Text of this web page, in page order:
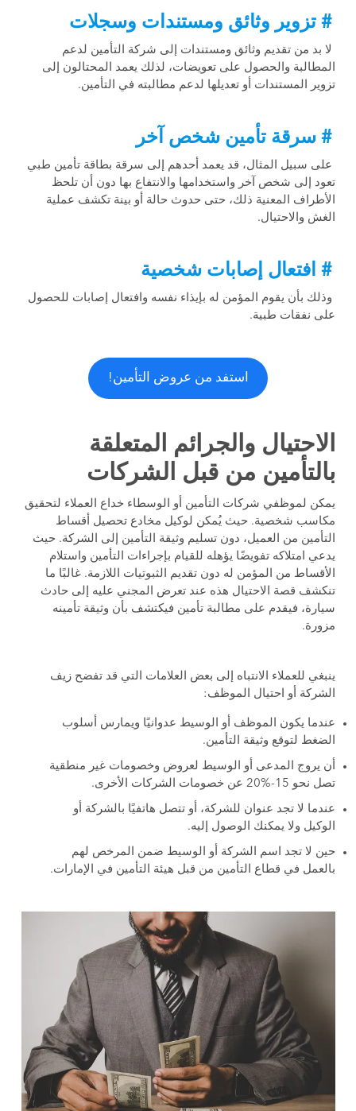
# تزوير وثائق ومستندات وسجلات
لا بد من تقديم وثائق ومستندات إلى شركة التأمين لدعم
المطالبة والحصول على تعويضات، لذلك يعمد المحتالون إلى
تزوير المستندات أو تعديلها لدعم مطالبته في التأمين.
# سرقة تأمين شخص آخر
على سبيل المثال، قد يعمد أحدهم إلى سرقة بطاقة تأمين طبي
تعود إلى شخص آخر واستخدامها والانتفاع بها دون أن تلحظ
الأطراف المعنية ذلك، حتى حدوث حالة أو بينة تكشف عملية
الغش والاحتيال.
# افتعال إصابات شخصية
وذلك بأن يقوم المؤمن له بإيذاء نفسه وافتعال إصابات للحصول
على نفقات طبية.
استفد من عروض التأمين!
الاحتيال والجرائم المتعلقة
بالتأمين من قبل الشركات
يمكن لموظفي شركات التأمين أو الوسطاء خداع العملاء لتحقيق
مكاسب شخصية. حيث يُمكن لوكيل مخادع تحصيل أقساط
التأمين من العميل، دون تسليم وثيقة التأمين إلى الشركة. حيث
يدعي امتلاكه تفويضًا يؤهله للقيام بإجراءات التأمين واستلام
الأقساط من المؤمن له دون تقديم الثبوتيات اللازمة. غالبًا ما
تنكشف قصة الاحتيال هذه عند تعرض المجني عليه إلى حادث
سيارة، فيقدم على مطالبة تأمين فيكتشف بأن وثيقة تأمينه
مزورة.
ينبغي للعملاء الانتباه إلى بعض العلامات التي قد تفضح زيف
الشركة أو احتيال الموظف:
عندما يكون الموظف أو الوسيط عدوانيًا ويمارس أسلوب
الضغط لتوقع وثيقة التأمين.
أن يروج المدعى أو الوسيط لعروض وخصومات غير منطقية
تصل نحو 15-%20 عن خصومات الشركات الأخرى.
عندما لا تجد عنوان للشركة، أو تتصل هاتفيًا بالشركة أو
الوكيل ولا يمكنك الوصول إليه.
حين لا تجد اسم الشركة أو الوسيط ضمن المرخص لهم
بالعمل في قطاع التأمين من قبل هيئة التأمين في الإمارات.